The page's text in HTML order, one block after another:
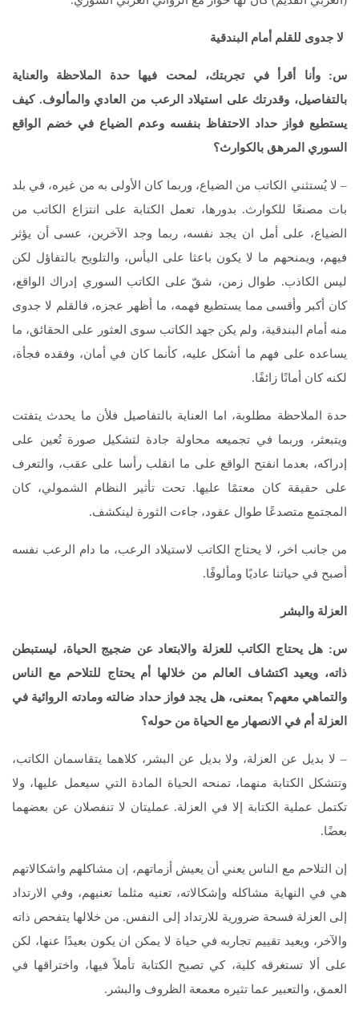
لا جدوى للقلم أمام البندقية
س: وأنا أقرأ في تجربتك، لمحت فيها حدة الملاحظة والعناية
بالتفاصيل، وقدرتك على استيلاد الرعب من العادي والمألوف. كيف
يستطيع فواز حداد الاحتفاظ بنفسه وعدم الضياع في خضم الواقع
السوري المرهق بالكوارث؟
– لا يُستثني الكاتب من الضياع، وربما كان الأولى به من غيره، في بلد
بات مصنعًا للكوارث. بدورها، تعمل الكتابة على انتزاع الكاتب من
الضياع، على أمل ان يجد نفسه، ربما وجد الآخرين، عسى أن يؤثر
فيهم، ويمنحهم ما لا يكون باعثا على اليأس، والتلويح بالتفاؤل لكن
ليس الكاذب. طوال زمن، شقّ على الكاتب السوري إدراك الواقع،
كان أكبر وأقسى مما يستطيع فهمه، ما أظهر عجزه، فالقلم لا جدوى
منه أمام البندقية، ولم يكن جهد الكاتب سوى العثور على الحقائق، ما
يساعده على فهم ما أشكل عليه، كأنما كان في أمان، وفقده فجأة،
لكنه كان أمانًا زائفًا.
حدة الملاحظة مطلوبة، اما العناية بالتفاصيل فلأن ما يحدث يتفتت
ويتبعثر، وربما في تجميعه محاولة جادة لتشكيل صورة تُعين على
إدراكه، بعدما انفتح الواقع على ما انقلب رأسا على عقب، والتعرف
على حقيقة كان معتمًا عليها. تحت تأثير النظام الشمولي، كان
المجتمع متصدعًا طوال عقود، جاءت الثورة لينكشف.
من جانب اخر، لا يحتاج الكاتب لاستيلاد الرعب، ما دام الرعب نفسه
أصبح في حياتنا عاديًا ومألوفًا.
العزلة والبشر
س: هل يحتاج الكاتب للعزلة والابتعاد عن ضجيج الحياة، ليستبطن
ذاته، ويعيد اكتشاف العالم من خلالها أم يحتاج للتلاحم مع الناس
والتماهي معهم؟ بمعنى، هل يجد فواز حداد ضالته ومادته الروائية في
العزلة أم في الانصهار مع الحياة من حوله؟
– لا بديل عن العزلة، ولا بديل عن البشر، كلاهما يتقاسمان الكاتب،
وتتشكل الكتابة منهما، تمنحه الحياة المادة التي سيعمل عليها، ولا
تكتمل عملية الكتابة إلا في العزلة. عمليتان لا تنفصلان عن بعضهما
بعضًا.
إن التلاحم مع الناس يعني أن يعيش أزماتهم، إن مشاكلهم واشكالاتهم
هي في النهاية مشاكله وإشكالاته، تعنيه مثلما تعنيهم، وفي الارتداد
إلى العزلة فسحة ضرورية للارتداد إلى النفس. من خلالها يتفحص ذاته
والآخر، ويعيد تقييم تجاربه في حياة لا يمكن ان يكون بعيدًا عنها، لكن
على ألا تستغرقه كلية، كي تصبح الكتابة تأملاً فيها، واختراقها في
العمق، والتعبير عما تثيره معمعة الظروف والبشر.